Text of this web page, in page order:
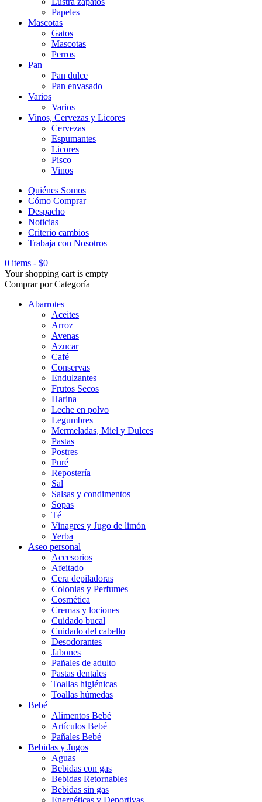
Papeles
Mascotas
Gatos
Mascotas
Perros
Pan
Pan dulce
Pan envasado
Varios
Varios
Vinos, Cervezas y Licores
Cervezas
Espumantes
Licores
Pisco
Vinos
Quiénes Somos
Cómo Comprar
Despacho
Noticias
Criterio cambios
Trabaja con Nosotros
0 items - $0
Your shopping cart is empty
Comprar por Categoría
Abarrotes
Aceites
Arroz
Avenas
Azucar
Café
Conservas
Endulzantes
Frutos Secos
Harina
Leche en polvo
Legumbres
Mermeladas, Miel y Dulces
Pastas
Postres
Puré
Repostería
Sal
Salsas y condimentos
Sopas
Té
Vinagres y Jugo de limón
Yerba
Aseo personal
Accesorios
Afeitado
Cera depiladoras
Colonias y Perfumes
Cosmética
Cremas y lociones
Cuidado bucal
Cuidado del cabello
Desodorantes
Jabones
Pañales de adulto
Pastas dentales
Toallas higiénicas
Toallas húmedas
Bebé
Alimentos Bebé
Artículos Bebé
Pañales Bebé
Bebidas y Jugos
Aguas
Bebidas con gas
Bebidas Retornables
Bebidas sin gas
Energéticas y Deportivas